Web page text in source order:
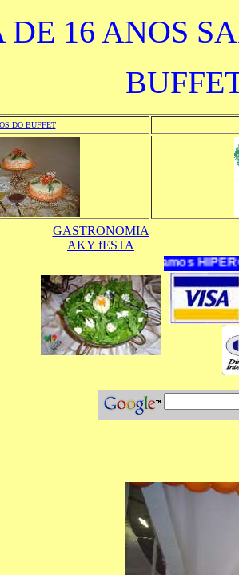
DE 16 ANOS
DO BUFFET
GASTRONOMIA
AKY fESTA
Aceitamos